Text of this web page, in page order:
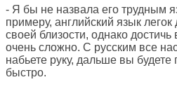
- Я бы не назвала его трудным
примеру, английский язык
своей близости, однако
очень сложно. С русским все
набьете руку, дальше вы будете
быстро.